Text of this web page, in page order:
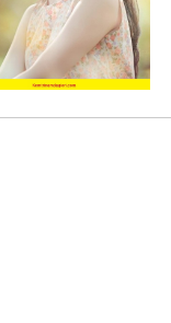
Meiya Màu Trắng Chính
Nhật Bản Cao Cấp
3,500,000 VND
VND